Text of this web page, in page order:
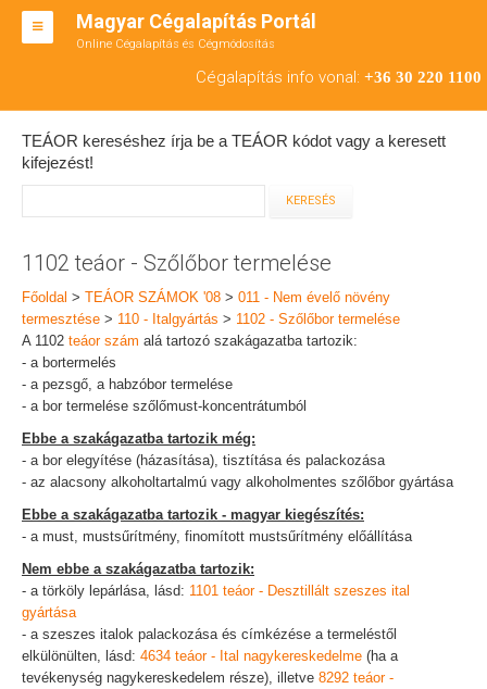
Magyar Cégalapítás Portál
Online Cégalapítás és Cégmódosítás
Cégalapítás info vonal: +36 30 220 1100
BT ALAPÍTÁS
RT ALAPÍTÁS
TEÁOR SZÁMOK '08
ENGEDÉLYKÖTELES
KAPCSOLAT
TEÁOR kereséshez írja be a TEÁOR kódot vagy a keresett
kifejezést!
1102 teáor - Szőlőbor termelése
Főoldal > TEÁOR SZÁMOK '08 > 011 - Nem évelő növény
termesztése > 110 - Italgyártás > 1102 - Szőlőbor termelése
A 1102 teáor szám alá tartozó szakágazatba tartozik:
- a bortermelés
- a pezsgő, a habzóbor termelése
- a bor termelése szőlőmust-koncentrátumból
Ebbe a szakágazatba tartozik még:
- a bor elegyítése (házasítása), tisztítása és palackozása
- az alacsony alkoholtartalmú vagy alkoholmentes szőlőbor gyártása
Ebbe a szakágazatba tartozik - magyar kiegészítés:
- a must, mustsűrítmény, finomított mustsűrítmény előállítása
Nem ebbe a szakágazatba tartozik:
- a törköly lepárlása, lásd: 1101 teáor - Desztillált szeszes ital
gyártása
- a szeszes italok palackozása és címkézése a termeléstől
elkülönülten, lásd: 4634 teáor - Ital nagykereskedelme (ha a
tevékenység nagykereskedelem része), illetve 8292 teáor -